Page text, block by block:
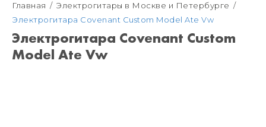
Интернет-магазин
+7 (925) 125-54-44
Москва
+7 (925) 176-55-65
Главная
Электрогитары в Москве и Петербурге
Электрогитара Covenant Custom Model Ate Vw
Электрогитара Covenant Custom
Model Ate Vw